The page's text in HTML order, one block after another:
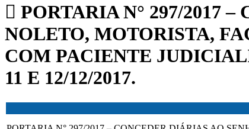
PORTARIA N° 297/2017
NOLETO, MOTORISTA,
COM PACIENTE
11 E 12/12/2017.